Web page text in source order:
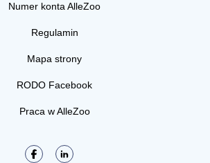
Numer konta AlleZoo
Regulamin
Mapa strony
RODO Facebook
Praca w AlleZoo